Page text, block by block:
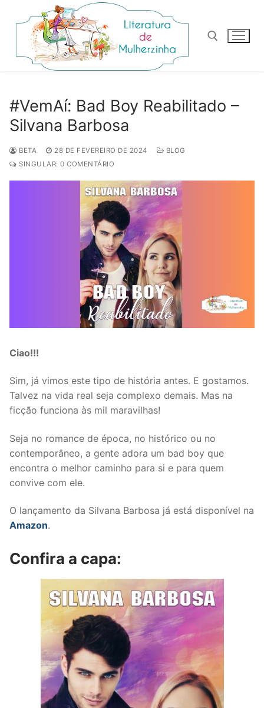
para
conteúdo
#VemAí: Bad Boy Reabilitado –
Silvana Barbosa
BETA 28 DE FEVEREIRO DE 2024
BLOG
SINGULAR: 0 COMENTÁRIO
Ciao!!!
Sim, já vimos este tipo de história antes. E gostamos.
Talvez na vida real seja complexo demais. Mas na
ficção funciona às mil maravilhas!
Seja no romance de época, no histórico ou no
contemporâneo, a gente adora um bad boy que
encontra o melhor caminho para si e para quem
convive com ele.
O lançamento da Silvana Barbosa já está disponível na
Amazon.
Confira a capa: